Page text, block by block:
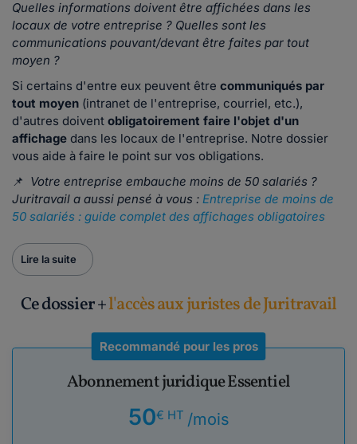
Quelles informations doivent être affichées dans les
locaux de votre entreprise ? Quelles sont les
communications pouvant/devant être faites par tout
moyen ?
Si certains d'entre eux peuvent être communiqués par
tout moyen (intranet de l'entreprise, courriel, etc.),
d'autres doivent obligatoirement faire l'objet d'un
affichage dans les locaux de l'entreprise. Notre dossier
vous aide à faire le point sur vos obligations.
📌 Votre entreprise embauche moins de 50 salariés ?
Juritravail a aussi pensé à vous : Entreprise de moins de
50 salariés : guide complet des affichages obligatoires
Lire la suite
Ce dossier +l'accès aux juristes de Juritravail
Recommandé pour les pros
Abonnement juridique Essentiel
50€ HT /mois